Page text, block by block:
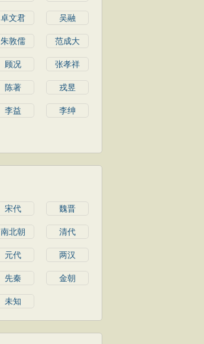
卓文君 吴融
朱敦儒 范成大
顾况 张孝祥
陈著 戎昱
李益 李绅
宋代 魏晋
南北朝 清代
元代 两汉
先秦 金朝
未知